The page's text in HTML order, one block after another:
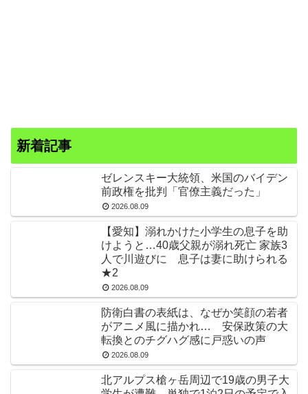
新着記事
ゼレンスキー大統領、米国のバイデン
前政権を批判「官僚主義だった」
2026.08.09
【愛知】溺れかけた小学生の息子を助
けようと…40歳父親が溺れ死亡 家族3
人で川遊びに 息子は妻に助けられる
★2
2026.08.09
防衛白書の表紙は、なぜか笑顔の若者
がアニメ風に描かれ… 安保政策の大
転換とのチグハグ感に戸惑いの声
2026.08.09
北アルプス槍ヶ岳周辺で19歳の男子大